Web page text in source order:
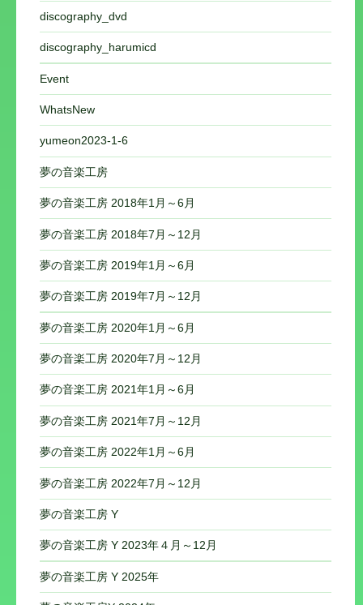
discography_dvd
discography_harumicd
Event
WhatsNew
yumeon2023-1-6
夢の音楽工房
夢の音楽工房 2018年1月～6月
夢の音楽工房 2018年7月～12月
夢の音楽工房 2019年1月～6月
夢の音楽工房 2019年7月～12月
夢の音楽工房 2020年1月～6月
夢の音楽工房 2020年7月～12月
夢の音楽工房 2021年1月～6月
夢の音楽工房 2021年7月～12月
夢の音楽工房 2022年1月～6月
夢の音楽工房 2022年7月～12月
夢の音楽工房 Y
夢の音楽工房 Y 2023年４月～12月
夢の音楽工房 Y 2025年